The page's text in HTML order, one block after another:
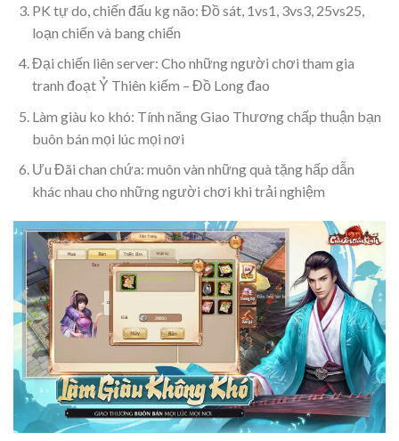
PK tự do, chiến đấu kg não: Đồ sát, 1vs1, 3vs3, 25vs25,
loạn chiến và bang chiến
Đại chiến liên server: Cho những người chơi tham gia
tranh đoạt Ỷ Thiên kiếm – Đồ Long đao
Làm giàu ko khó: Tính năng Giao Thương chấp thuận bạn
buôn bán mọi lúc mọi nơi
Ưu Đãi chan chứa: muôn vàn những quà tặng hấp dẫn
khác nhau cho những người chơi khi trải nghiệm